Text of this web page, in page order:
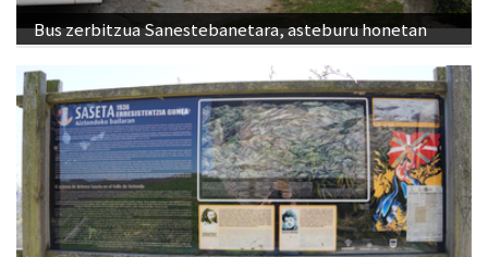
Bus zerbitzua Sanestebanetara, asteburu honetan